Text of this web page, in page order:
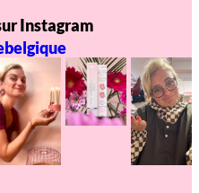
Instagram